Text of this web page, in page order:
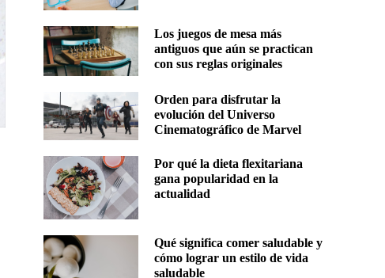
Los juegos de mesa más
antiguos que aún se practican
con sus reglas originales
Orden para disfrutar la
evolución del Universo
Cinematográfico de Marvel
Por qué la dieta flexitariana
gana popularidad en la
actualidad
Qué significa comer saludable y
cómo lograr un estilo de vida
saludable